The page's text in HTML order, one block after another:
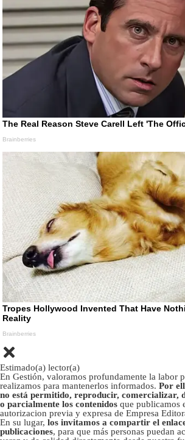
Estimado(a) lector(a)
En Gestión, valoramos profundamente la labor
realizamos para mantenerlos informados. Por
no está permitido, reproducir, comercializar,
o parcialmente los contenidos que publicamos
autorizacion previa y expresa de Empresa
En su lugar, los invitamos a compartir el
publicaciones, para que más personas puedan